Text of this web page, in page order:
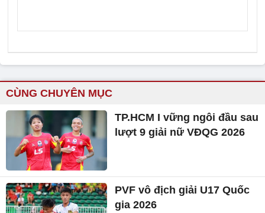
CÙNG CHUYÊN MỤC
TP.HCM I vững ngôi đầu sau
lượt 9 giải nữ VĐQG 2026
PVF vô địch giải U17 Quốc
gia 2026